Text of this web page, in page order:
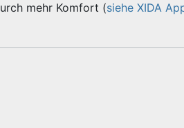
mehr Komfort (siehe XIDA